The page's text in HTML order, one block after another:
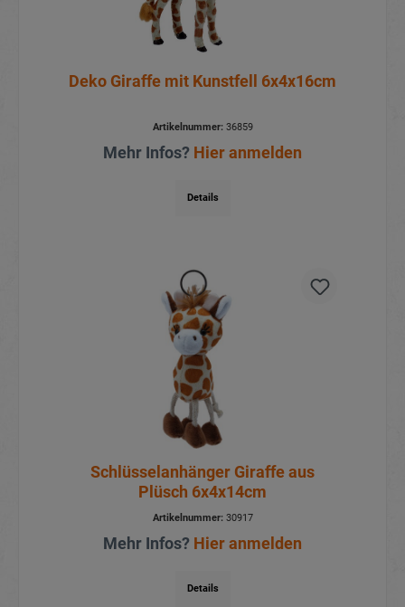
Deko Giraffe mit Kunstfell 6x4x16cm
Artikelnummer:36859
Mehr Infos? Hier anmelden
Details
Schlüsselanhänger Giraffe aus
Plüsch 6x4x14cm
Artikelnummer:30917
Mehr Infos? Hier anmelden
Details